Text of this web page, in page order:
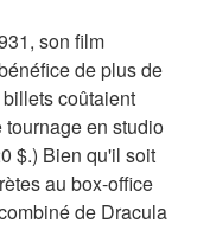
son film
de plus de
coûtaient
tournage en studio
$.) Bien qu'il soit
au box-office
de Dracula